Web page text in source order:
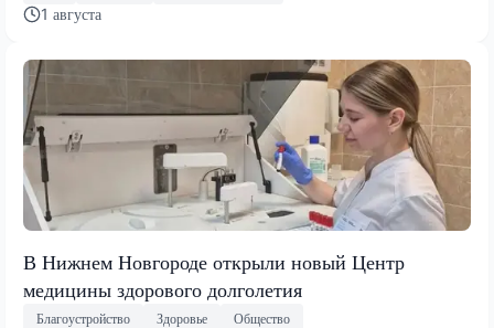
1 августа
В Нижнем Новгороде открыли новый Центр
медицины здорового долголетия
Благоустройство Здоровье Общество